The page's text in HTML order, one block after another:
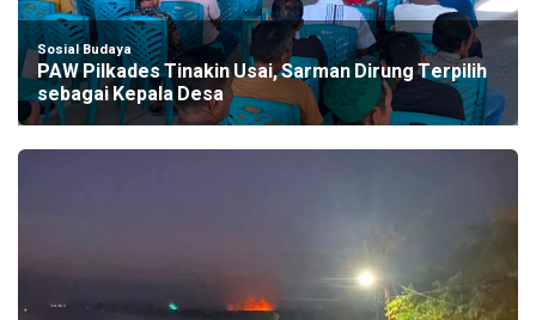
Sosial Budaya
PAW Pilkades Tinakin Usai, Sarman Dirung Terpilih
sebagai Kepala Desa